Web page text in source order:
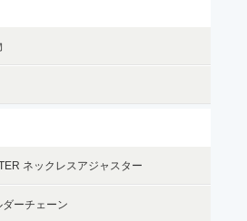
ネックレスアジャスター
ーチェーン